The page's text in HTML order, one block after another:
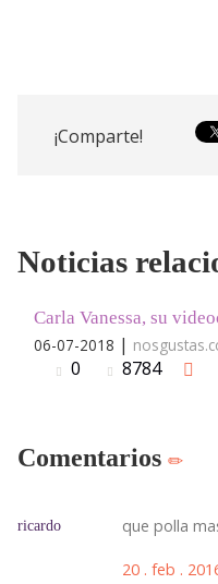
¡Comparte!
Noticias
Carla Vanessa, su
06-07-2018 |
0 8784
Comentarios
ricardo que polla
20 . feb .